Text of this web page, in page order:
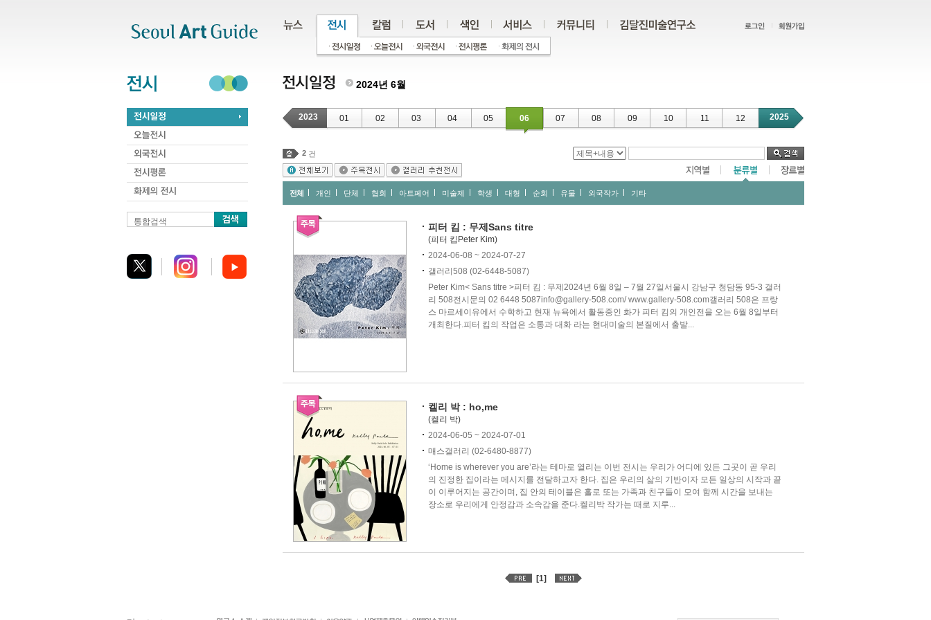
통합검색
2024년 6월
2023 01 02 03 04 05 06 07 08 09 10 11 12 2025
2 건
전체 개인 단체 협회 아트페어 미술제 학생 대형 순회 유물 외국작가 기타
피터 킴 : 무제Sans titre
(피터 킴Peter Kim)
2024-06-08 ~ 2024-07-27
갤러리508 (02-6448-5087)
Peter Kim< Sans titre >피터 킴 : 무제2024년 6월 8일 – 7월 27일서울시 강남구 청담동 95-3 갤러
리 508전시문의 02 6448 5087info@gallery-508.com/ www.gallery-508.com갤러리 508은 프랑
스 마르세이유에서 수학하고 현재 뉴욕에서 활동중인 화가 피터 킴의 개인전을 오는 6월 8일부터
개최한다.피터 킴의 작업은 소통과 대화 라는 현대미술의 본질에서 출발...
켈리 박 : ho,me
(켈리 박)
2024-06-05 ~ 2024-07-01
매스갤러리 (02-6480-8877)
‘Home is wherever you are’라는 테마로 열리는 이번 전시는 우리가 어디에 있든 그곳이 곧 우리
의 진정한 집이라는 메시지를 전달하고자 한다. 집은 우리의 삶의 기반이자 모든 일상의 시작과 끝
이 이루어지는 공간이며, 집 안의 테이블은 홀로 또는 가족과 친구들이 모여 함께 시간을 보내는
장소로 우리에게 안정감과 소속감을 준다.켈리박 작가는 때로 지루...
[1]